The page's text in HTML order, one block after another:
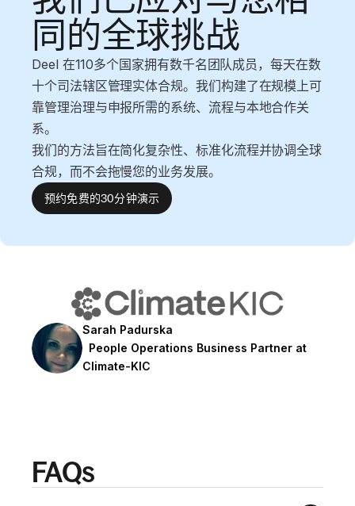
同的全球挑战
Deel 在110多个国家拥有数千名团队成员，每天在数
十个司法辖区管理实体合规。我们构建了在规模上可
靠管理治理与申报所需的系统、流程与本地合作关
系。
我们的方法旨在简化复杂性、标准化流程并协调全球
合规，而不会拖慢您的业务发展。
预约免费的30分钟演示
Sarah Padurska
People Operations Business Partner at
Climate-KIC
FAQs